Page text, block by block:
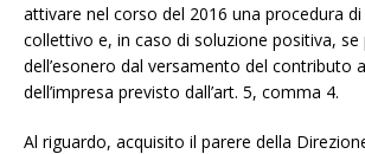
attivare nel corso del 2016 una procedura
collettivo e, in caso di soluzione positiva,
dell’esonero dal versamento del contributo
dell’impresa previsto dall’art. 5, comma 4.
Al riguardo, acquisito il parere della